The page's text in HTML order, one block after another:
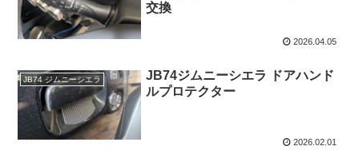
交換
2026.04.05
JB74 ジムニーシエラ
JB74ジムニーシエラ ドアハンド
ルプロテクター
2026.02.01